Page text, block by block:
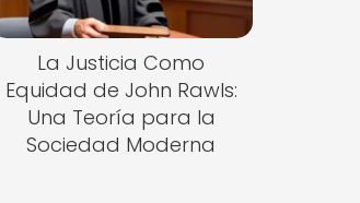
La Justicia Como
Equidad de John Rawls:
Una Teoría para la
Sociedad Moderna